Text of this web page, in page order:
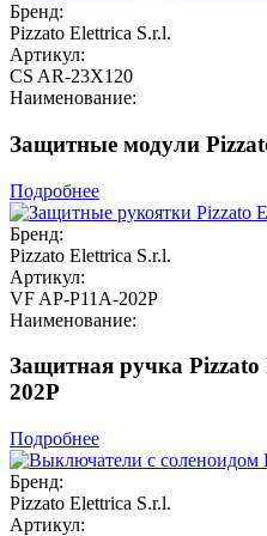
Бренд:
Pizzato Elettrica S.r.l.
Артикул:
CS AR-23X120
Наименование:
Защитные модули
Подробнее
Бренд:
Pizzato Elettrica S.r.l.
Артикул:
VF AP-P11A-202P
Наименование:
Защитная ручка
202P
Подробнее
Бренд:
Pizzato Elettrica S.r.l.
Артикул: